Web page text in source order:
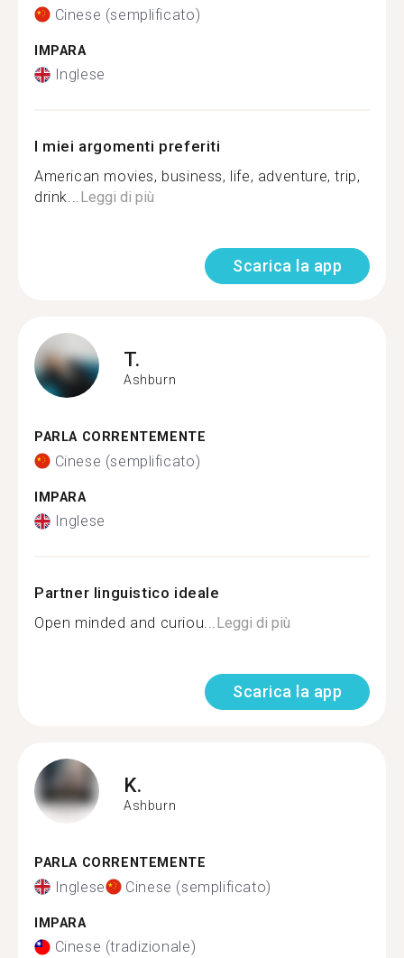
Cinese (semplificato)
IMPARA
Inglese
I miei argomenti preferiti
American movies, business, life, adventure, trip,
drink...Leggi di più
Scarica la app
T.
Ashburn
PARLA CORRENTEMENTE
Cinese (semplificato)
IMPARA
Inglese
Partner linguistico ideale
Open minded and curiou...Leggi di più
Scarica la app
K.
Ashburn
PARLA CORRENTEMENTE
Inglese Cinese (semplificato)
IMPARA
Cinese (tradizionale)